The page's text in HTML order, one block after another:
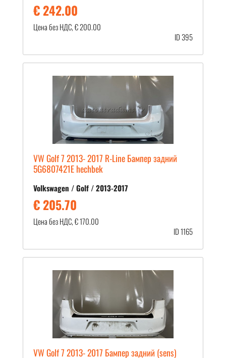
€ 242.00
Цена без НДС, € 200.00
ID 395
VW Golf 7 2013- 2017 R-Line Бампер задний
5G6807421E hechbek
Volkswagen / Golf / 2013-2017
€ 205.70
Цена без НДС, € 170.00
ID 1165
VW Golf 7 2013- 2017 Бампер задний (sens)